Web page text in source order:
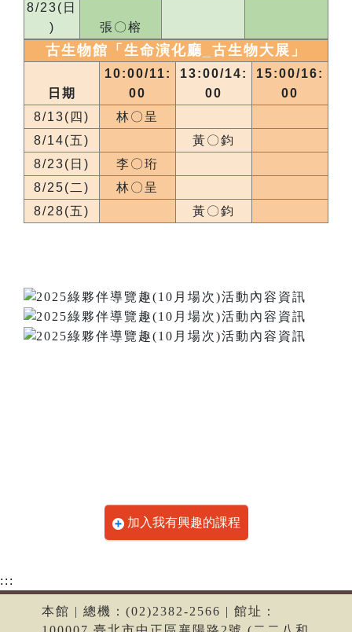
8/23(日
)
張〇榕
古生物館「生命演化廳_ 古生物大展 」
日期
10:00/11:
00
13:00/14:
00
15:00/16:
00
8/13(四)
林〇呈
8/14(五)
黃〇鈞
8/23(日)
李〇珩
8/25(二)
林〇呈
8/28(五)
黃〇鈞
加入我有興趣的課程
:::
本館 | 總機：(02)2382-2566 | 館址：